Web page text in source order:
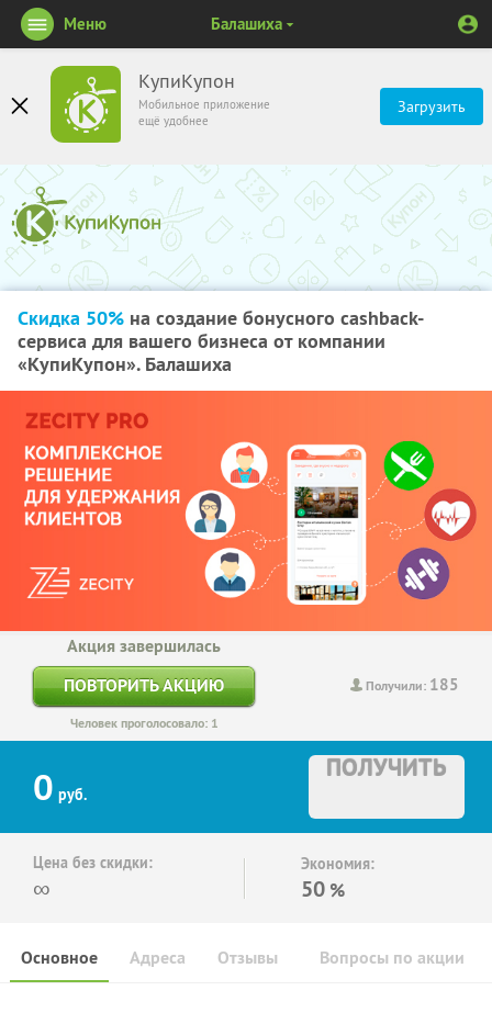
КупиКупон
Мобильное приложение
ещё удобнее
Загрузить
Меню Балашиха
Скидка 50% на создание бонусного cashback-
сервиса для вашего бизнеса от компании
«КупиКупон». Балашиха
Получили: 185
Акция завершилась
ПОВТОРИТЬ АКЦИЮ
Человек проголосовало: 1
0 руб.
ПОЛУЧИТЬ
Цена без скидки:
∞
Экономия:
50 %
Основное Отзывы Вопросы по акции
Адреса